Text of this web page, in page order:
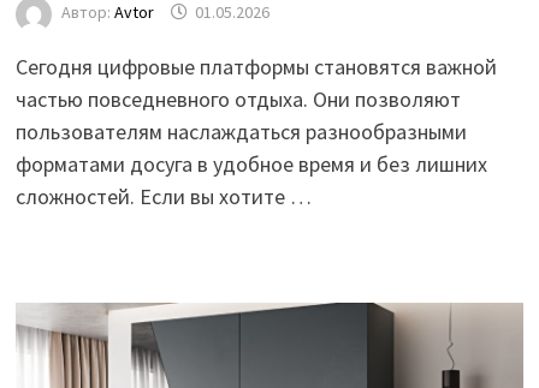
Автор: Avtor 01.05.2026
Сегодня цифровые платформы становятся важной
частью повседневного отдыха. Они позволяют
пользователям наслаждаться разнообразными
форматами досуга в удобное время и без лишних
сложностей. Если вы хотите …